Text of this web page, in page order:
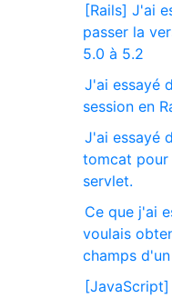
[Rails] J'ai
passer la
5.0 à 5.2
J'ai essayé
session en
J'ai essayé
tomcat pour
servlet.
Ce que j'ai
voulais
champs